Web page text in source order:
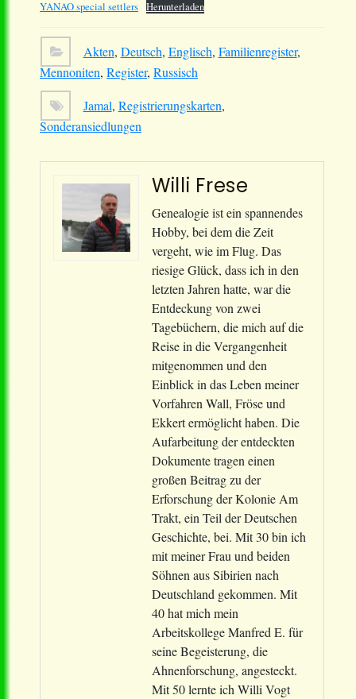
YANAO special settlers Herunterladen
Akten, Deutsch, Englisch, Familienregister,
Mennoniten, Register, Russisch
Jamal, Registrierungskarten,
Sonderansiedlungen
Willi Frese
Genealogie ist ein spannendes
Hobby, bei dem die Zeit
vergeht, wie im Flug. Das
riesige Glück, dass ich in den
letzten Jahren hatte, war die
Entdeckung von zwei
Tagebüchern, die mich auf die
Reise in die Vergangenheit
mitgenommen und den
Einblick in das Leben meiner
Vorfahren Wall, Fröse und
Ekkert ermöglicht haben. Die
Aufarbeitung der entdeckten
Dokumente tragen einen
großen Beitrag zu der
Erforschung der Kolonie Am
Trakt, ein Teil der Deutschen
Geschichte, bei. Mit 30 bin ich
mit meiner Frau und beiden
Söhnen aus Sibirien nach
Deutschland gekommen. Mit
40 hat mich mein
Arbeitskollege Manfred E. für
seine Begeisterung, die
Ahnenforschung, angesteckt.
Mit 50 lernte ich Willi Vogt